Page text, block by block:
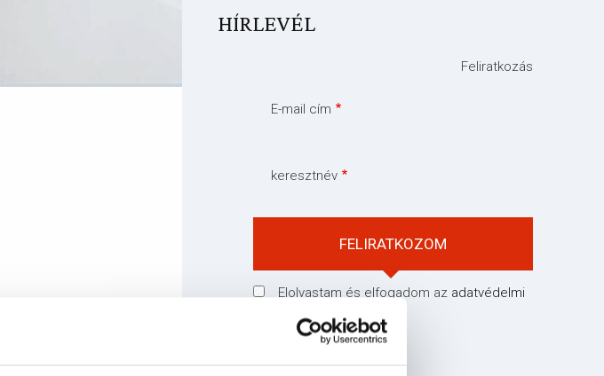
HÍRLEVÉL
Feliratkozás
E-mail cím
keresztnév
Elolvastam és elfogadom az adatvédelmi